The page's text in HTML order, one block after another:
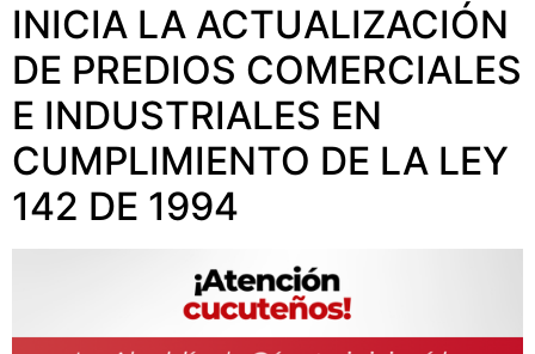
INICIA LA ACTUALIZACIÓN
DE PREDIOS COMERCIALES
E INDUSTRIALES EN
CUMPLIMIENTO DE LA LEY
142 DE 1994